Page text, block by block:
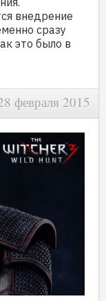
внедрение
сразу
это было в
февраля 2015